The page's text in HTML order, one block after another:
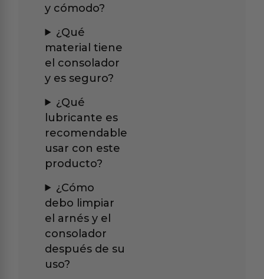
y cómodo?
¿Qué
material tiene
el consolador
y es seguro?
¿Qué
lubricante es
recomendable
usar con este
producto?
¿Cómo
debo limpiar
el arnés y el
consolador
después de su
uso?